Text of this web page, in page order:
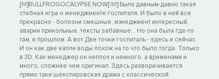
[h1]BULLFROGOCALYPSE NOW[/h1] Была давным-давно такая
стебная игра о менеджменте госпиталя. И было в ней все
прекрасно - болезни смешные, мэнеджмент интересный,
аварии прикольные, тексты забавные... Но она была где-то
там, в прошлом. А вот Две точки госпиталь - здесь и сейчас.
И он как две капли воды похож на то что было тогда. Только
в 3D. Как менеджер он неплох и немного, а временами и
много, сложнее чем оригинал. Здесь разворачивается
прямо таки шекспировская драма с классической